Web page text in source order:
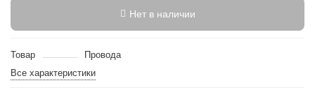
Нет в наличии
Товар
Провода
Все характеристики